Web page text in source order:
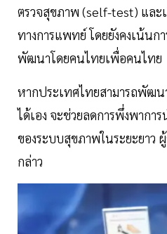
ตรวจสุขภาพ (self-test) และ
ทางการแพทย์ โดยยังคงเน้น
พัฒนาโดยคนไทยเพื่อคนไทย
หากประเทศไทยสามารถพัฒ
ได้เอง จะช่วยลดการพึ่งพากา
ของระบบสุขภาพในระยะยาว
กล่าว